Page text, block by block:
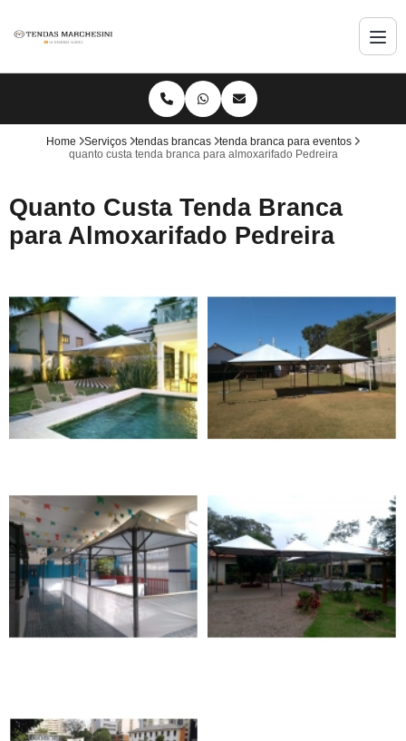
Home Serviços tendas brancas
tenda branca para eventos
quanto custa tenda branca para almoxarifado Pedreira
Quanto Custa Tenda Branca
para Almoxarifado Pedreira